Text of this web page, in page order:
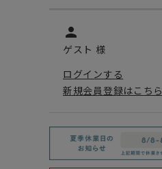
person
ゲスト 様
ログインする
新規会員登録はこちら